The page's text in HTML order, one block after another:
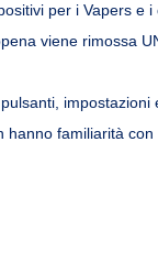
per i Vapers
viene rimossa
familiarità